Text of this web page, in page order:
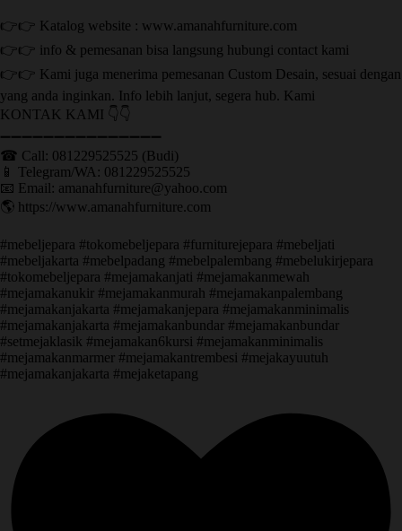
👉👉 Katalog website : www.amanahfurniture.com
👉👉 info & pemesanan bisa langsung hubungi contact kami
👉👉 Kami juga menerima pemesanan Custom Desain, sesuai dengan
yang anda inginkan. Info lebih lanjut, segera hub. Kami
KONTAK KAMI 👇👇
➖➖➖➖➖➖➖➖➖➖➖➖➖➖➖ ㅤ
☎ Call: 081229525525 (Budi)
📱 Telegram/WA: 081229525525
📧 Email: amanahfurniture@yahoo.com
🌎 https://www.amanahfurniture.com
#mebeljepara #tokomebeljepara #furniturejepara #mebeljati
#mebeljakarta #mebelpadang #mebelpalembang #mebelukirjepara
#tokomebeljepara #mejamakanjati #mejamakanmewah
#mejamakanukir #mejamakanmurah #mejamakanpalembang
#mejamakanjakarta #mejamakanjepara #mejamakanminimalis
#mejamakanjakarta #mejamakanbundar #mejamakanbundar
#setmejaklasik #mejamakan6kursi #mejamakanminimalis
#mejamakanmarmer #mejamakantrembesi #mejakayuutuh
#mejamakanjakarta #mejaketapang